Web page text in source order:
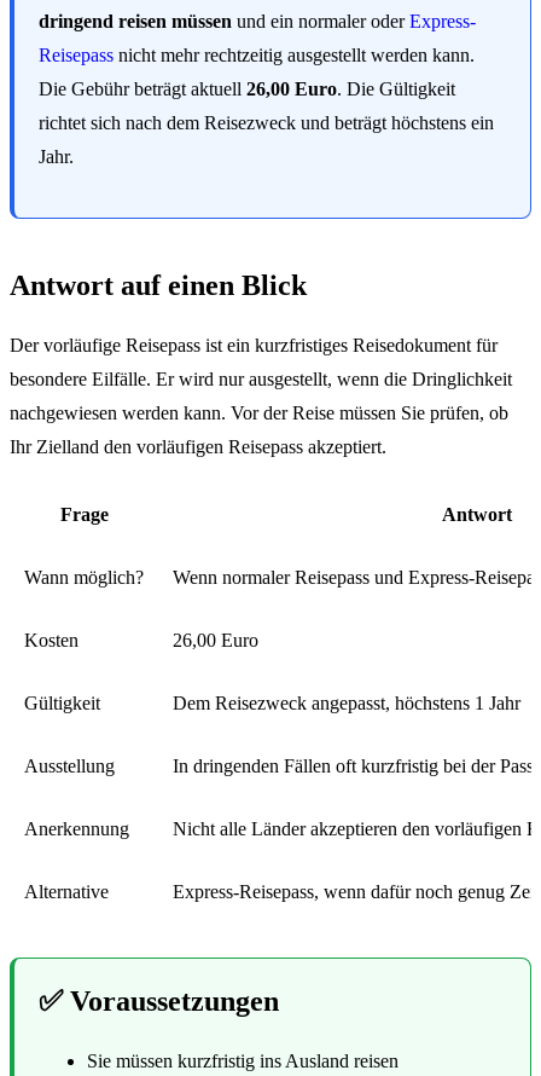
dringend reisen müssen und ein normaler oderExpress-
Reisepass nicht mehr rechtzeitig ausgestellt werden kann.
Die Gebühr beträgt aktuell 26,00 Euro. Die Gültigkeit
richtet sich nach dem Reisezweck und beträgt höchstens ein
Jahr.
Antwort auf einen Blick
Der vorläufige Reisepass ist ein kurzfristiges Reisedokument für
besondere Eilfälle. Er wird nur ausgestellt, wenn die Dringlichkeit
nachgewiesen werden kann. Vor der Reise müssen Sie prüfen, ob
Ihr Zielland den vorläufigen Reisepass akzeptiert.
Frage Antwort
Wann möglich? Wenn normaler Reisepass und Express-
Kosten 26,00 Euro
Gültigkeit Dem Reisezweck angepasst, höchstens 1 Jahr
Ausstellung In dringenden Fällen oft kurzfristig bei der
Anerkennung Nicht alle Länder akzeptieren den vorläufigen
Alternative Express-Reisepass, wenn dafür noch genug
✅ Voraussetzungen
Sie müssen kurzfristig ins Ausland reisen